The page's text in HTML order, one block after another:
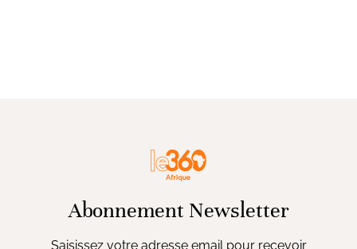
Abonnement Newsletter
Saisissez votre adresse email pour recevoir